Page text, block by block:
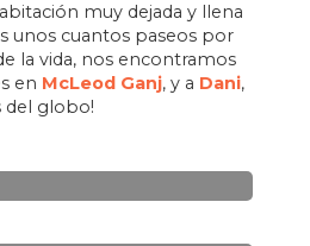
muy dejada y llena
unos cuantos paseos por
la vida, nos encontramos
en McLeod Ganj, y a Dani,
del globo!